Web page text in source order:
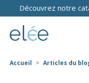
Découvrez notre
Accueil Articles du